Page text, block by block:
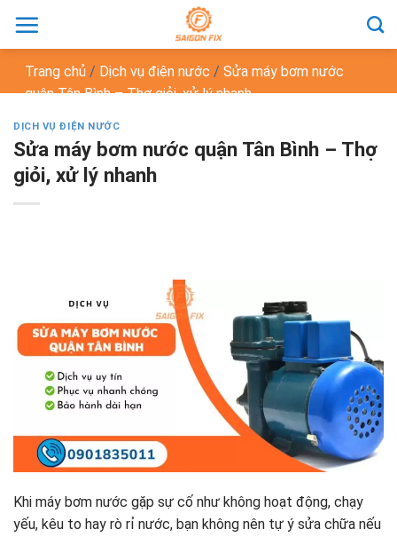
đến
dungTrang chủ / Dịch vụ điện nước / Sửa máy bơm nước
quận Tân Bình – Thợ giỏi, xử lý nhanh
DỊCH VỤ ĐIỆN NƯỚC
Sửa máy bơm nước quận Tân Bình – Thợ
giỏi, xử lý nhanh
Khi máy bơm nước gặp sự cố như không hoạt động, chạy
yếu, kêu to hay rò rỉ nước, bạn không nên tự ý sửa chữa nếu